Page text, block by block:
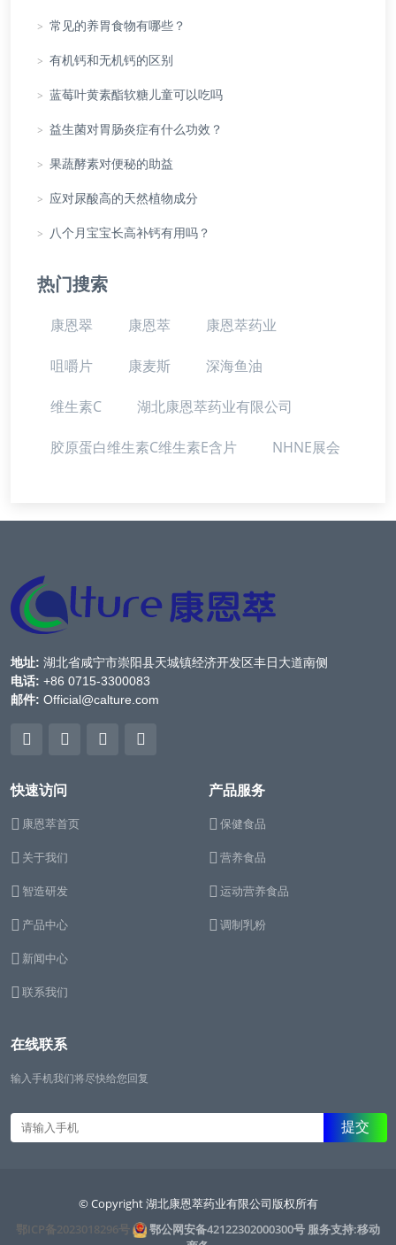
> 常见的养胃食物有哪些？
> 有机钙和无机钙的区别
> 蓝莓叶黄素酯软糖儿童可以吃吗
> 益生菌对胃肠炎症有什么功效？
> 果蔬酵素对便秘的助益
> 应对尿酸高的天然植物成分
> 八个月宝宝长高补钙有用吗？
热门搜索
康恩翠 康恩萃 康恩萃药业
咀嚼片 康麦斯 深海鱼油
维生素C 湖北康恩萃药业有限公司
胶原蛋白维生素C维生素E含片 NHNE展会
地址: 湖北省咸宁市崇阳县天城镇经济开发区丰日大道南侧
电话: +86 0715-3300083
邮件: Official@calture.com
快速访问
康恩萃首页
关于我们
智造研发
产品中心
新闻中心
联系我们
产品服务
保健食品
营养食品
运动营养食品
调制乳粉
在线联系
输入手机我们将尽快给您回复
© Copyright 湖北康恩萃药业有限公司版权所有
鄂ICP备2023018296号
鄂公网安备42122302000300号 服务支持:移动